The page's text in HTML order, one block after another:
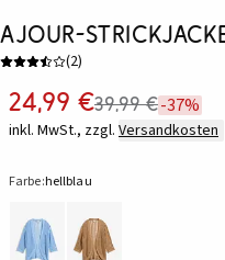
Ajour-
(2)
24,99 €39,99 €-37%
inkl. MwSt., zzgl. Versandkosten
Farbe:hellblau